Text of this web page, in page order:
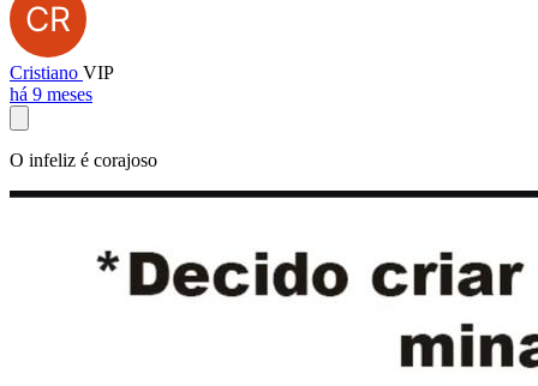
Cristiano VIP
há 9 meses
O infeliz é corajoso